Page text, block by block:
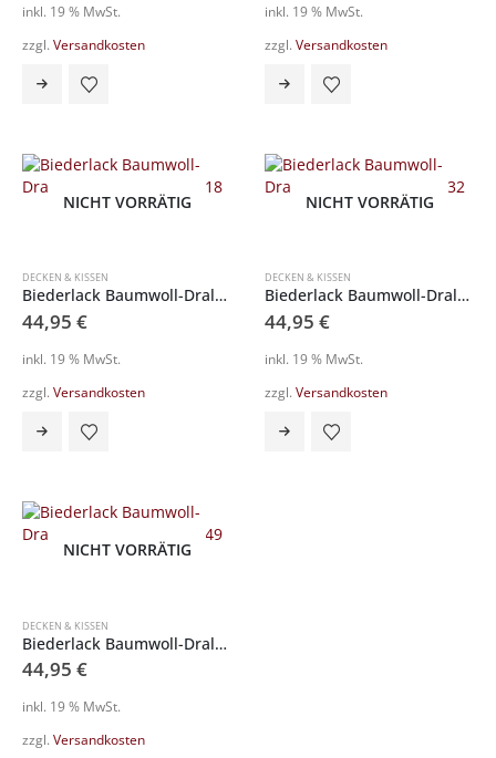
inkl. 19 % MwSt.
zzgl. Versandkosten
inkl. 19 % MwSt.
zzgl. Versandkosten
NICHT VORRÄTIG
DECKEN & KISSEN
Biederlack Baumwoll-Dralon Schlafdecke 797018
44,95 €
inkl. 19 % MwSt.
zzgl. Versandkosten
NICHT VORRÄTIG
DECKEN & KISSEN
Biederlack Baumwoll-Dralon Schlafdecke 797032
44,95 €
inkl. 19 % MwSt.
zzgl. Versandkosten
NICHT VORRÄTIG
DECKEN & KISSEN
Biederlack Baumwoll-Dralon Schlafdecke 797049
44,95 €
inkl. 19 % MwSt.
zzgl. Versandkosten